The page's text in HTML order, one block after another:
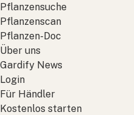
Pflanzensuche
Pflanzenscan
Pflanzen-Doc
Über uns
Gardify News
Login
Für Händler
Kostenlos starten